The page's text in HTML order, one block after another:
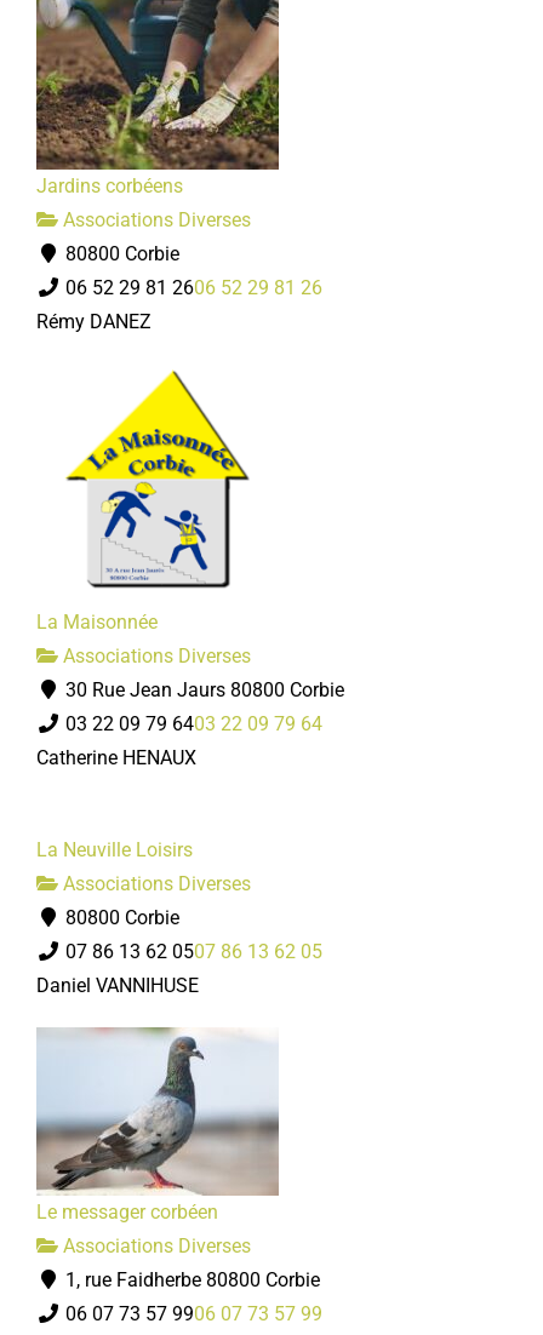
Jardins corbéens
Associations Diverses
80800 Corbie
06 52 29 81 2606 52 29 81 26
Rémy DANEZ
La Maisonnée
Associations Diverses
30 Rue Jean Jaurs 80800 Corbie
03 22 09 79 6403 22 09 79 64
Catherine HENAUX
La Neuville Loisirs
Associations Diverses
80800 Corbie
07 86 13 62 0507 86 13 62 05
Daniel VANNIHUSE
Le messager corbéen
Associations Diverses
1, rue Faidherbe 80800 Corbie
06 07 73 57 9906 07 73 57 99